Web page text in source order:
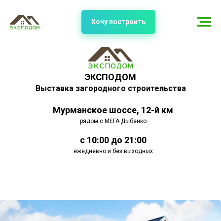
ЭКСПОДОМ
Выставка загородного строительства
Мурманское шоссе, 12-й км
рядом с МЕГА Дыбенко
с 10:00 до 21:00
ежедневно и без выходных
Хочу построить